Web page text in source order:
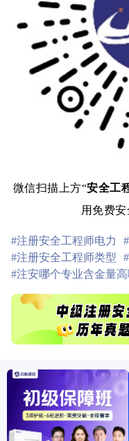
微信扫描上方“安全工
用免费
#注册安全工程师电力
#注册安全工程师类型
#注安哪个专业含金量